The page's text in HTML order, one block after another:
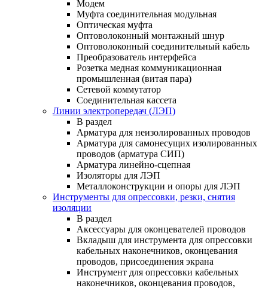
Модем
Муфта соединительная модульная
Оптическая муфта
Оптоволоконный монтажный шнур
Оптоволоконный соединительный кабель
Преобразователь интерфейса
Розетка медная коммуникационная
промышленная (витая пара)
Сетевой коммутатор
Соединительная кассета
Линии электропередач (ЛЭП)
В раздел
Арматура для неизолированных проводов
Арматура для самонесущих изолированных
проводов (арматура СИП)
Арматура линейно-сцепная
Изоляторы для ЛЭП
Металлоконструкции и опоры для ЛЭП
Инструменты для опрессовки, резки, снятия
изоляции
В раздел
Аксессуары для оконцевателей проводов
Вкладыш для инструмента для опрессовки
кабельных наконечников, оконцевания
проводов, присоединения экрана
Инструмент для опрессовки кабельных
наконечников, оконцевания проводов,